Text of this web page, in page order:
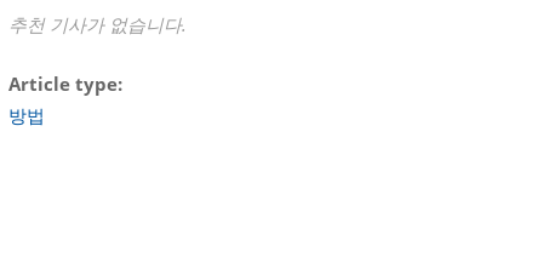
추천 기사가 없습니다.
Article type
방법